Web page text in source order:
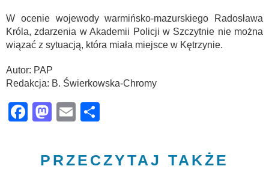
W ocenie wojewody warmińsko-mazurskiego Radosława
Króla, zdarzenia w Akademii Policji w Szczytnie nie można
wiązać z sytuacją, która miała miejsce w Kętrzynie.
Autor: PAP
Redakcja: B. Świerkowska-Chromy
Facebook
Mastodon
Email
PRZECZYTAJ TAKŻE